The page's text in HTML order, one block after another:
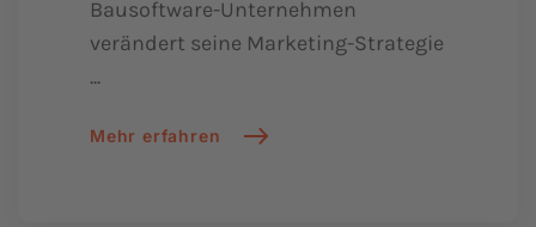
Bausoftware-Unternehmen
verändert seine Marketing-Strategie
...
Mehr erfahren